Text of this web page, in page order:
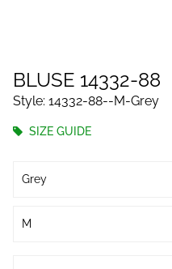
BLUSE 14332-88
Style: 14332-88--M-Grey
SIZE GUIDE
Grey
M